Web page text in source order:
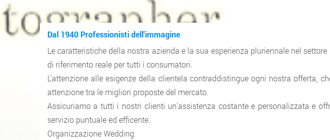
Dal 1940 Professionisti dell'immagine
Le caratteristiche della nostra azienda e la sua esperienza pluriennale nel
di riferimento reale per tutti i consumatori.
L'attenzione alle esigenze della clientela contraddistingue ogni nostra offerta,
attenzione tra le migliori proposte del mercato.
Assicuriamo a tutti i nostri clienti un'assistenza costante e personalizzata e
servizio puntuale ed efficente.
Organizzazione Wedding